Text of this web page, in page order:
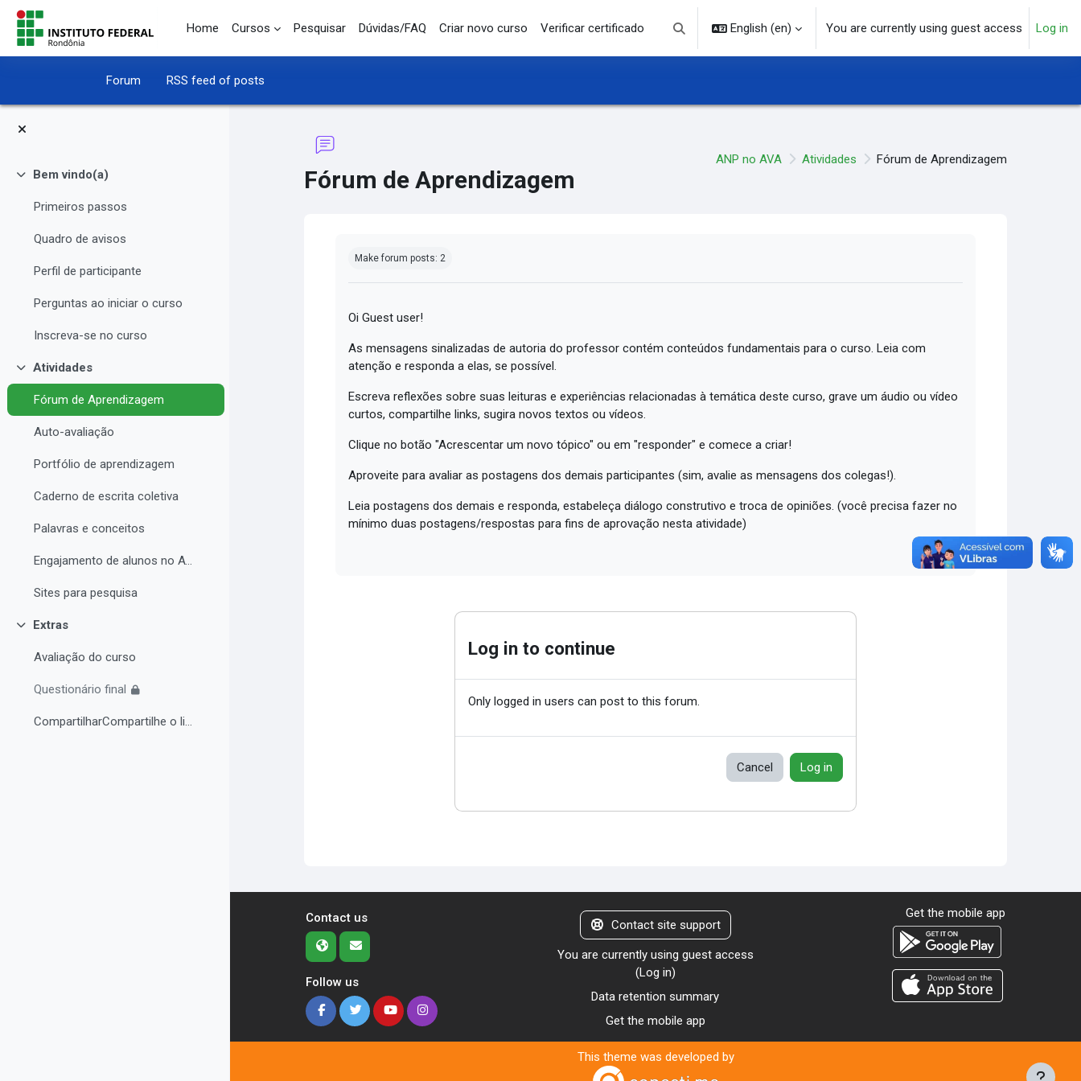
Skip to main content
Home
Cursos Pesquisar Dúvidas/FAQ Criar novo curso Verificar certificado
Toggle search input
English ‎(en)‎ You are currently using guest access Log in
Forum RSS feed of posts
Collapse
Bem vindo(a)
Primeiros passos
Quadro de avisos
Perfil de participante
Perguntas ao iniciar o curso
Inscreva-se no curso
Collapse
Atividades
Fórum de Aprendizagem
Auto-avaliação
Portfólio de aprendizagem
Caderno de escrita coletiva
Palavras e conceitos
Engajamento de alunos no AVA e Desempenho Acadêmico
Sites para pesquisa
Collapse
Extras
Avaliação do curso
Questionário final
CompartilharCompartilhe o link do curso em suas re...
Fórum de Aprendizagem
ANP no AVA Atividades Fórum de Aprendizagem
Make forum posts: 2
Oi Guest user!
As mensagens sinalizadas de autoria do professor contém conteúdos fundamentais para o curso. Leia com
atenção e responda a elas, se possível.
Escreva reflexões sobre suas leituras e experiências relacionadas à temática deste curso, grave um áudio ou vídeo
curtos, compartilhe links, sugira novos textos ou vídeos.
Clique no botão "Acrescentar um novo tópico" ou em "responder" e comece a criar!
Aproveite para avaliar as postagens dos demais participantes (sim, avalie as mensagens dos colegas!).
Leia postagens dos demais e responda, estabeleça diálogo construtivo e troca de opiniões. (você precisa fazer no
mínimo duas postagens/respostas para fins de aprovação nesta atividade)
Log in to continue
Only logged in users can post to this forum.
Cancel Log in
Contact us
Follow us
Contact site support
You are currently using guest access
(Log in)
Data retention summary
Get the mobile app
Get the mobile app
This theme was developed by